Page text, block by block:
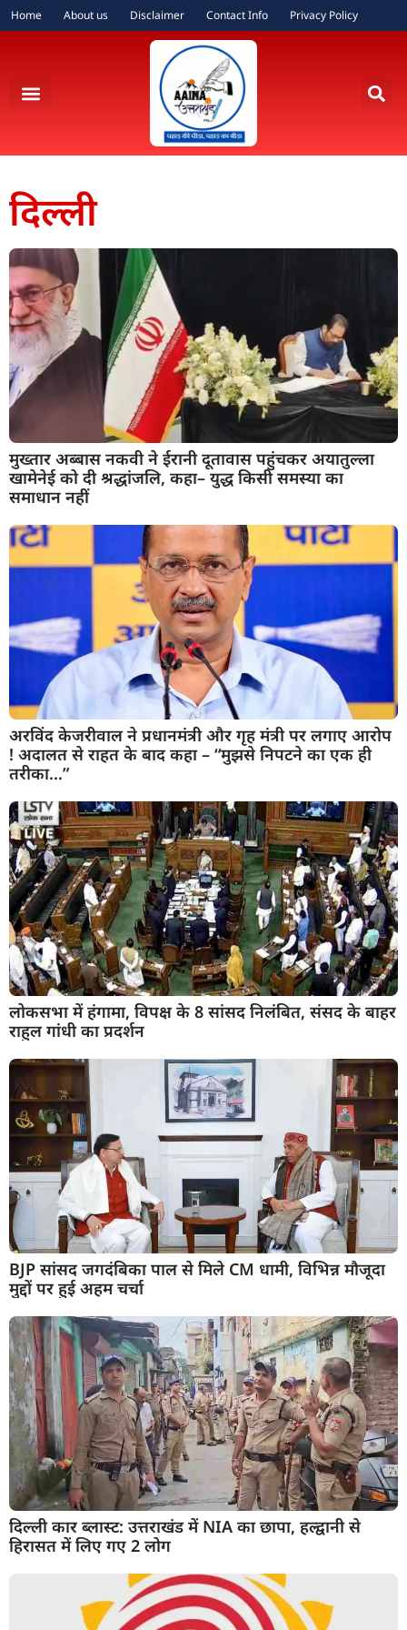
Home About us Disclaimer Contact Info Privacy Policy
दिल्ली
मुख्तार अब्बास नकवी ने ईरानी दूतावास पहुंचकर अयातुल्ला
खामेनेई को दी श्रद्धांजलि, कहा– युद्ध किसी समस्या का
समाधान नहीं
अरविंद केजरीवाल ने प्रधानमंत्री और गृह मंत्री पर लगाए आरोप
! अदालत से राहत के बाद कहा – “मुझसे निपटने का एक ही
तरीका…”
लोकसभा में हंगामा, विपक्ष के 8 सांसद निलंबित, संसद के बाहर
राहुल गांधी का प्रदर्शन
BJP सांसद जगदंबिका पाल से मिले CM धामी, विभिन्न मौजूदा
मुद्दों पर हुई अहम चर्चा
दिल्ली कार ब्लास्ट: उत्तराखंड में NIA का छापा, हल्द्वानी से
हिरासत में लिए गए 2 लोग